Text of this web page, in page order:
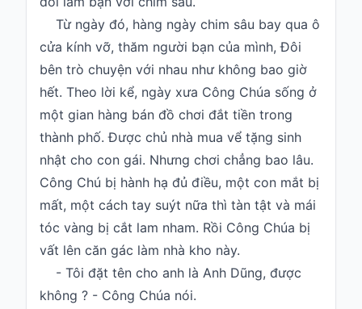
Từ ngày đó, hàng ngày chim sâu bay qua ô
cửa kính vỡ, thăm người bạn của mình, Đôi
bên trò chuyện với nhau như không bao giờ
hết. Theo lời kể, ngày xưa Công Chúa sống ở
một gian hàng bán đồ chơi đắt tiền trong
thành phố. Được chủ nhà mua vể tặng sinh
nhật cho con gái. Nhưng chơi chẳng bao lâu.
Công Chú bị hành hạ đủ điều, một con mắt bị
mất, một cách tay suýt nữa thì tàn tật và mái
tóc vàng bị cắt lam nham. Rồi Công Chúa bị
vất lên căn gác làm nhà kho này.
- Tôi đặt tên cho anh là Anh Dũng, được
không ? - Công Chúa nói.